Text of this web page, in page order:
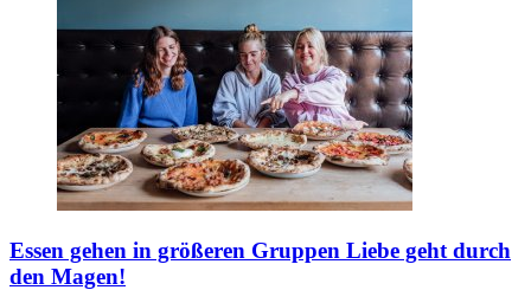
Essen gehen in größeren Gruppen Liebe geht durch
den Magen!